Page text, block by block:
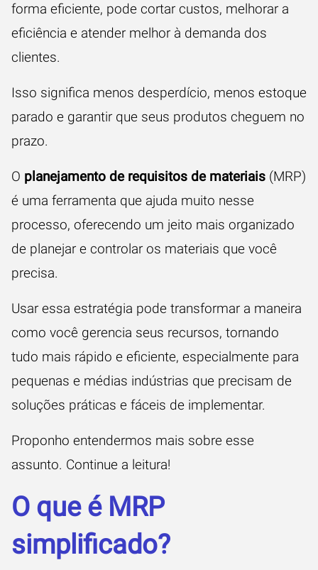
forma eficiente, pode cortar custos, melhorar a
eficiência e atender melhor à demanda dos
clientes.
Isso significa menos desperdício, menos estoque
parado e garantir que seus produtos cheguem no
prazo.
O planejamento de requisitos de materiais (MRP)
é uma ferramenta que ajuda muito nesse
processo, oferecendo um jeito mais organizado
de planejar e controlar os materiais que você
precisa.
Usar essa estratégia pode transformar a maneira
como você gerencia seus recursos, tornando
tudo mais rápido e eficiente, especialmente para
pequenas e médias indústrias que precisam de
soluções práticas e fáceis de implementar.
Proponho entendermos mais sobre esse
assunto. Continue a leitura!
O que é MRP
simplificado?